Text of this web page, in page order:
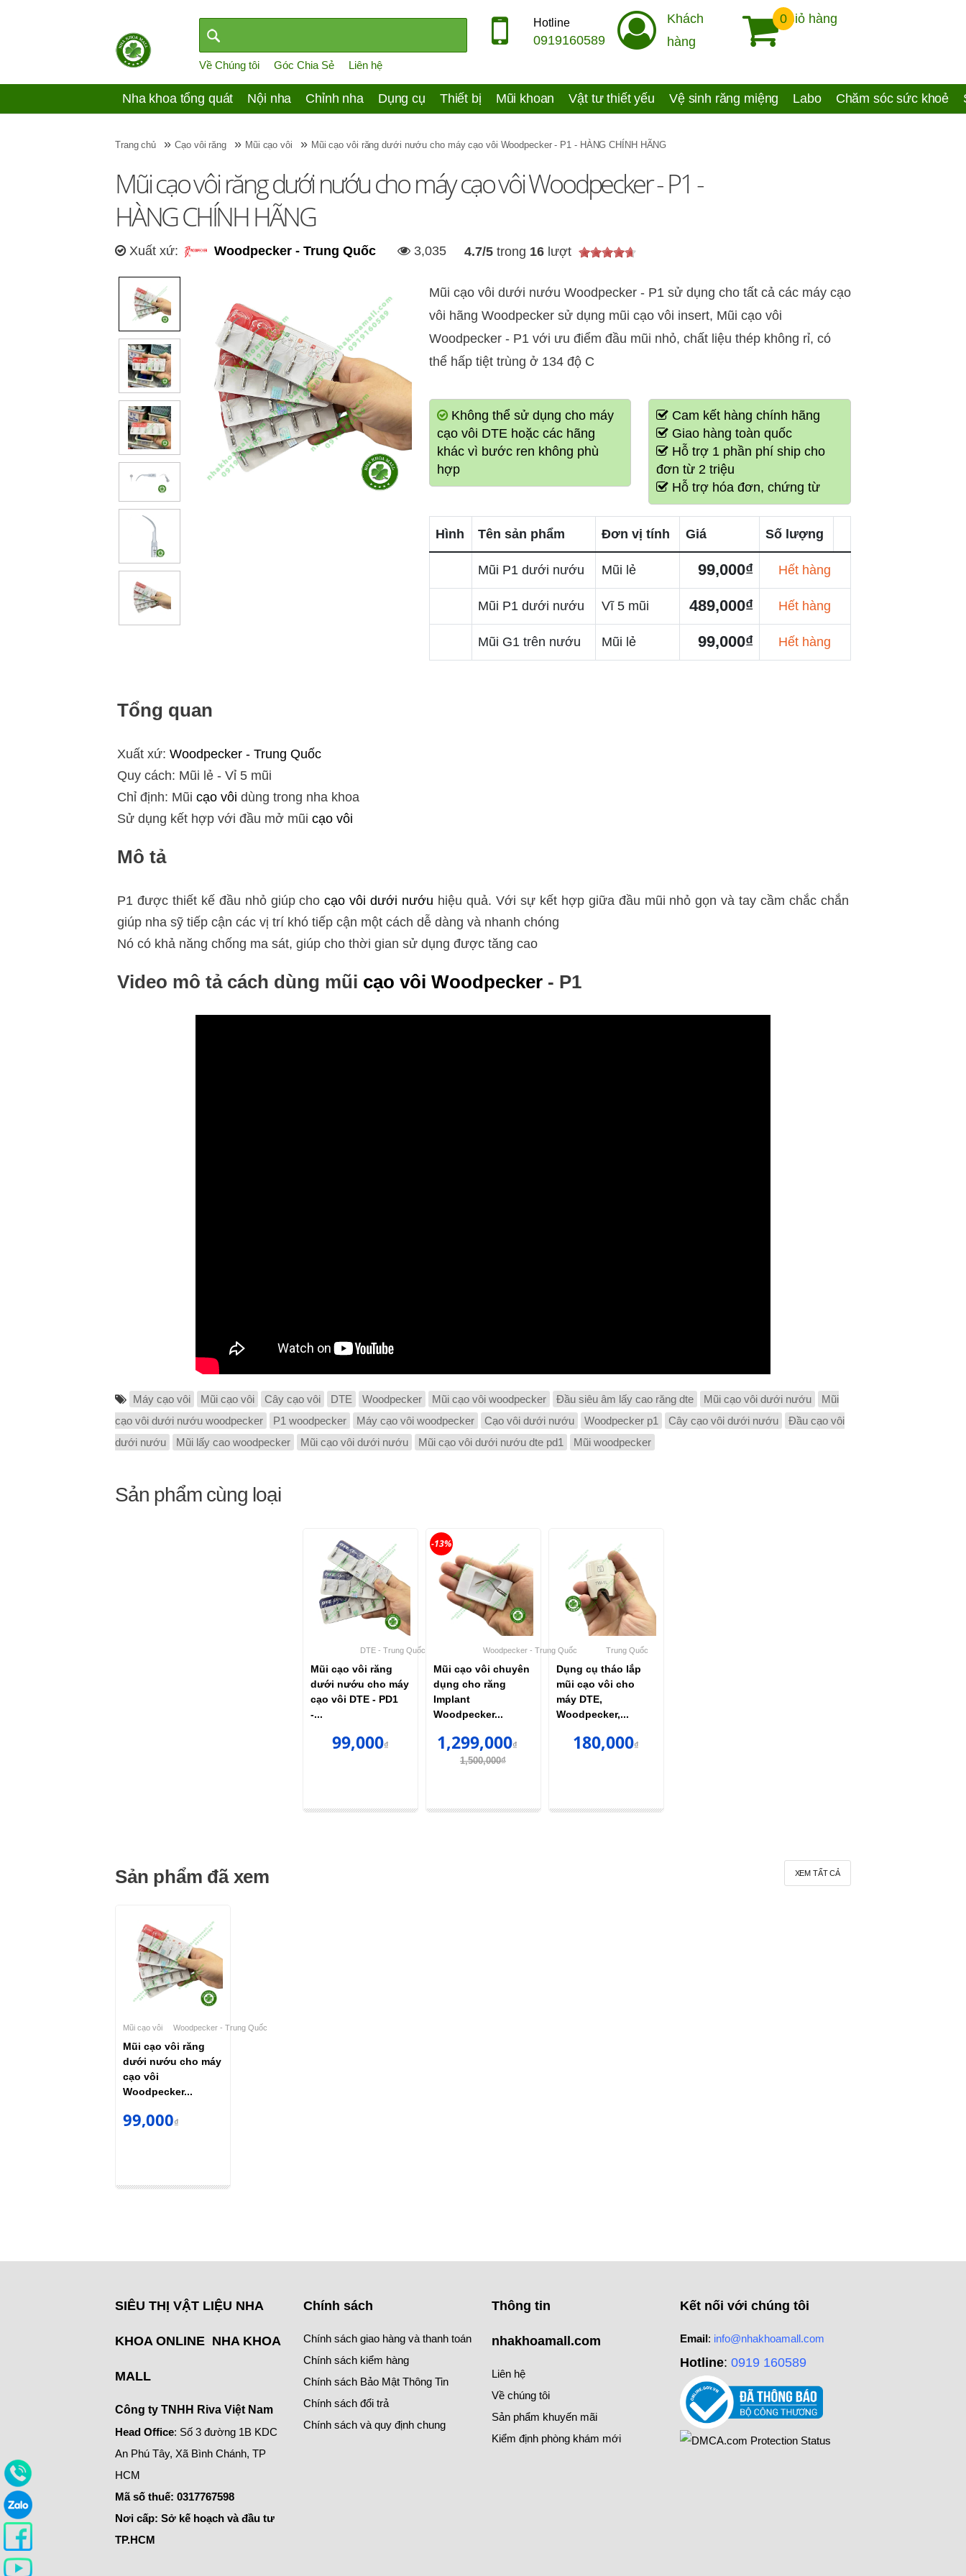
Về Chúng tôi Góc Chia Sẻ Liên hệ
Hotline
0919160589
Khách
hàng
0Giỏ hàng
Nha khoa tổng quát Nội nha Chỉnh nha Dụng cụ Thiết bị Mũi khoan Vật tư thiết yếu Vệ sinh răng miệng Labo Chăm sóc sức khoẻ
Trang chủ »Cạo vôi răng » Mũi cạo vôi » Mũi cạo vôi răng dưới nướu cho máy cạo vôi Woodpecker - P1 - HÀNG CHÍNH HÃNG
Mũi cạo vôi răng dưới nướu cho máy cạo vôi Woodpecker - P1 -
HÀNG CHÍNH HÃNG
Xuất xứ: Woodpecker - Trung Quốc 3,035 4.7/5 trong 16 lượt
Mũi cạo vôi dưới nướu Woodpecker - P1 sử dụng cho tất cả các máy cạo
vôi hãng Woodpecker sử dụng mũi cạo vôi insert, Mũi cạo vôi
Woodpecker - P1 với ưu điểm đầu mũi nhỏ, chất liệu thép không rỉ, có
thể hấp tiệt trùng ở 134 độ C
Không thể sử dụng cho máy
cạo vôi DTE hoặc các hãng
khác vì bước ren không phù
hợp
Cam kết hàng chính hãng
Giao hàng toàn quốc
Hỗ trợ 1 phần phí ship cho
đơn từ 2 triệu
Hỗ trợ hóa đơn, chứng từ
Hình Tên sản phẩm Đơn vị tính Giá Số lượng
Mũi P1 dưới nướu Mũi lẻ 99,000₫ Hết hàng
Mũi P1 dưới nướu Vĩ 5 mũi 489,000₫ Hết hàng
Mũi G1 trên nướu Mũi lẻ 99,000₫ Hết hàng
Tổng quan
Xuất xứ: Woodpecker - Trung Quốc
Quy cách: Mũi lẻ - Vỉ 5 mũi
Chỉ định: Mũi cạo vôi dùng trong nha khoa
Sử dụng kết hợp với đầu mở mũi cạo vôi
Mô tả
P1 được thiết kế đầu nhỏ giúp chocạo vôi dưới nướu hiệu quả. Với sự kết hợp giữa đầu mũi nhỏ gọn và tay cầm chắc chắn
giúp nha sỹ tiếp cận các vị trí khó tiếp cận một cách dễ dàng và nhanh chóng
Nó có khả năng chống ma sát, giúp cho thời gian sử dụng được tăng cao
Video mô tả cách dùng mũi cạo vôi Woodpecker - P1
Máy cạo vôi Mũi cạo vôi Cây cạo vôi DTE Woodpecker Mũi cạo vôi woodpecker Đầu siêu âm lấy cao răng dte Mũi cạo vôi dưới nướu
Mũi
cạo vôi dưới nướu woodpecker
P1 woodpecker Máy cạo vôi woodpecker Cạo vôi dưới nướu Woodpecker p1 Cây cạo vôi dưới nướu
Đầu cạo vôi
dưới nướu
Mũi lấy cao woodpecker Mũi cạo vôi dưới nướu Mũi cạo vôi dưới nướu dte pd1 Mũi woodpecker
Sản phẩm cùng loại
DTE - Trung Quốc
Mũi cạo vôi răng
dưới nướu cho máy
cạo vôi DTE - PD1
-...
99,000₫
Woodpecker - Trung Quốc
Mũi cạo vôi chuyên
dụng cho răng
Implant
Woodpecker...
1,299,000₫
1,500,000₫
-13%
Trung Quốc
Dụng cụ tháo lắp
mũi cạo vôi cho
máy DTE,
Woodpecker,...
180,000₫
Sản phẩm đã xem XEM TẤT CẢ
Mũi cạo vôi Woodpecker - Trung Quốc
Mũi cạo vôi răng
dưới nướu cho máy
cạo vôi
Woodpecker...
99,000₫
SIÊU THỊ VẬT LIỆU NHA
KHOA ONLINE NHA KHOA
MALL
Công ty TNHH Riva Việt Nam
Head Office: Số 3 đường 1B KDC
An Phú Tây, Xã Bình Chánh, TP
HCM
Mã số thuế: 0317767598
Nơi cấp: Sở kế hoạch và đầu tư
TP.HCM
Chính sách
Chính sách giao hàng và thanh toán
Chính sách kiểm hàng
Chính sách Bảo Mật Thông Tin
Chính sách đổi trả
Chính sách và quy định chung
Thông tin
nhakhoamall.com
Liên hệ
Về chúng tôi
Sản phẩm khuyến mãi
Kiểm định phòng khám mới
Kết nối với chúng tôi
Email: info@nhakhoamall.com
Hotline: 0919 160589